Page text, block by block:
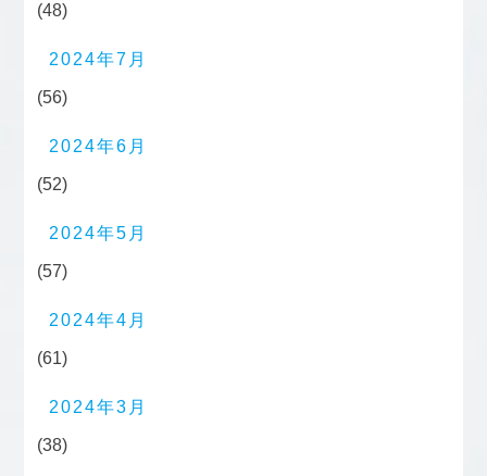
(48)
2024年7月
(56)
2024年6月
(52)
2024年5月
(57)
2024年4月
(61)
2024年3月
(38)